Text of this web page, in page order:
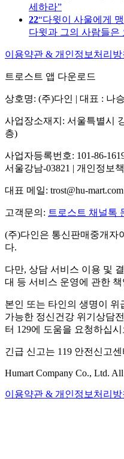
세하라
22 다윗이 사울에게
다윗과 그의 사람들은
이용약관 & 개인정보처리방
트로스트 앱 다운로드
상호명: (주)다인 | 대표 : 나
사업장소재지: 서울특별시
층)
사업자등록번호: 101-86-
서울강남-03821 | 개인정보
대표 메일: trost@hu-mart.com
고객문의: 트로스트 채널톡
(주)다인은 통신판매중개자
다.
다만, 상담 서비스 이용 및
대 등 서비스 운영에 관한
본인 또는 타인의 생명이
가능한 정신건강 위기상담
터 129에 도움을 요청하십시
긴급 신고는 119 안전신고
Humart Company Co., Ltd. All
이용약관 & 개인정보처리방